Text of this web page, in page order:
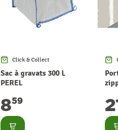
Click & Collect
Sac à gravats 300 L
PEREL
859
Consulter